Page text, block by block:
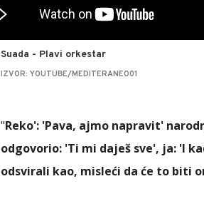
Suada - Plavi orkestar
IZVOR: YOUTUBE/MEDITERANEO01
"Reko': 'Pava, ajmo napravit'
odgovorio: 'Ti mi daješ sve', ja: 'I
odsvirali kao, misleći da će to biti